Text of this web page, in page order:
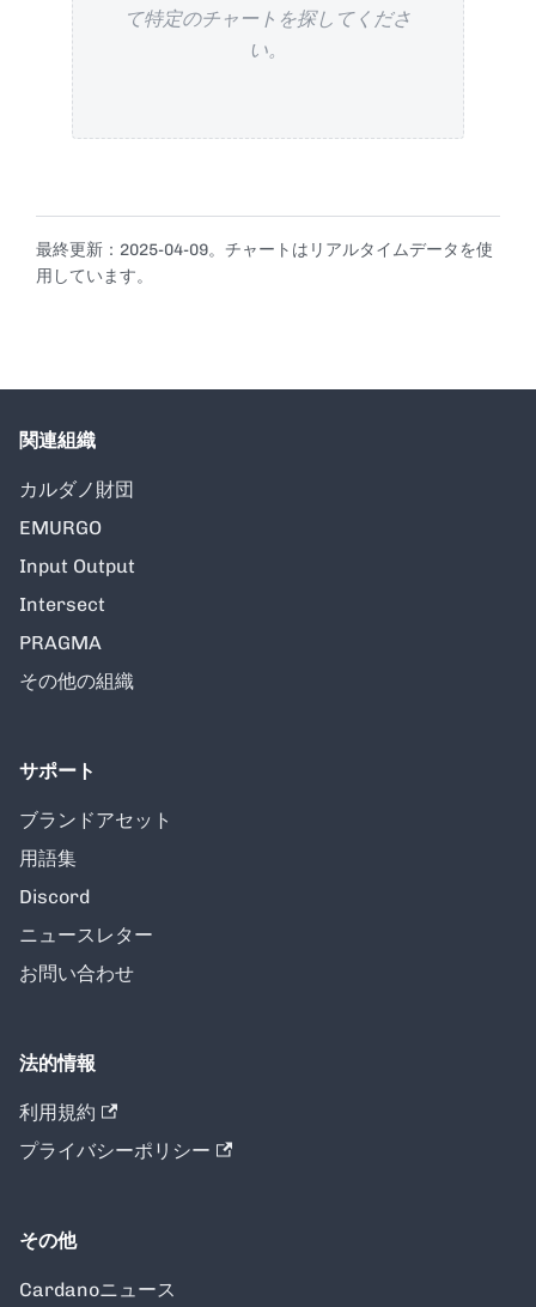
て特定のチャートを探してくださ
い。
最終更新：2025-04-09。チャートはリアルタイムデータを使
用しています。
関連組織
カルダノ財団
EMURGO
Input Output
Intersect
PRAGMA
その他の組織
サポート
ブランドアセット
用語集
Discord
ニュースレター
お問い合わせ
法的情報
利用規約
プライバシーポリシー
その他
Cardanoニュース